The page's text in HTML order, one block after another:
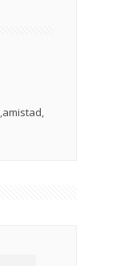
amistad